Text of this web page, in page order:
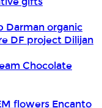
Darman organic
DF project Dilijan
Chocolate
flowers Encanto